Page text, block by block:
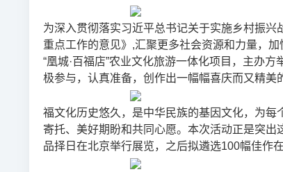
为深入贯彻落实习近平总书记关于实施乡村振
重点工作的意见》,汇聚更多社会资源和力量，
“凰城·百福店”农业文化旅游一体化项目，主办
极参与，认真准备，创作出一幅幅喜庆而又精美
福文化历史悠久，是中华民族的基因文化，为
寄托、美好期盼和共同心愿。本次活动正是突
品择日在北京举行展览，之后拟遴选100幅佳作